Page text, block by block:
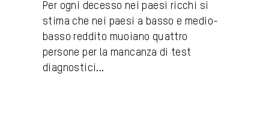
Per ogni decesso nei paesi ricchi si
stima che nei paesi a basso e medio-
basso reddito muoiano quattro
persone per la mancanza di test
diagnostici...